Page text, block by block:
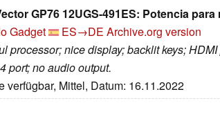
GP76 12UGS-491ES: Potencia para
Gadget ES→DE Archive.org version
processor; nice display; backlit keys;
port; no audio output.
verfügbar, Mittel, Datum: 16.11.2022